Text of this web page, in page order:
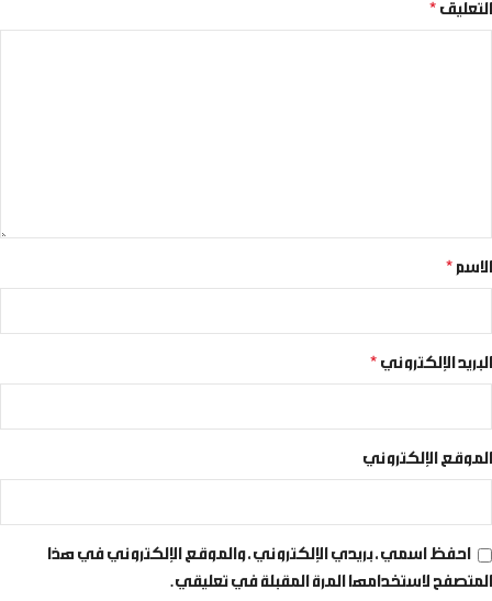
التعليق *
الاسم *
البريد الإلكتروني *
الموقع الإلكتروني
احفظ اسمي، بريدي الإلكتروني، والموقع الإلكتروني في هذا
المتصفح لاستخدامها المرة المقبلة في تعليقي.